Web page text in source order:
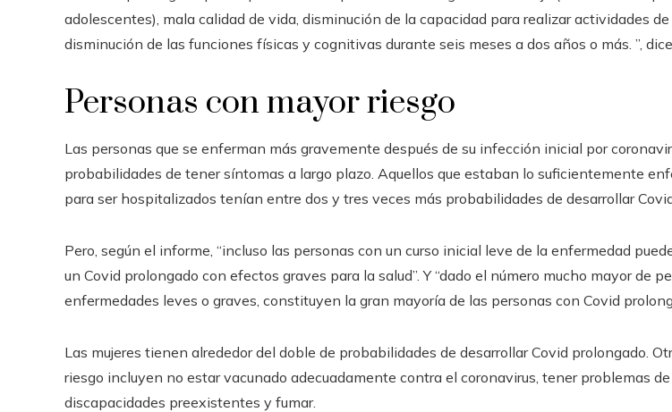
adolescentes), mala calidad de vida, disminución de la capacidad para realizar actividades
disminución de las funciones físicas y cognitivas durante seis meses a dos años o más. ”,
Personas con mayor riesgo
Las personas que se enferman más gravemente después de su infección inicial por
probabilidades de tener síntomas a largo plazo. Aquellos que estaban lo suficientemente
para ser hospitalizados tenían entre dos y tres veces más probabilidades de desarrollar
Pero, según el informe, “incluso las personas con un curso inicial leve de la enfermedad
un Covid prolongado con efectos graves para la salud”. Y “dado el número mucho mayor de
enfermedades leves o graves, constituyen la gran mayoría de las personas con Covid
Las mujeres tienen alrededor del doble de probabilidades de desarrollar Covid prolongado.
riesgo incluyen no estar vacunado adecuadamente contra el coronavirus, tener problemas de
discapacidades preexistentes y fumar.